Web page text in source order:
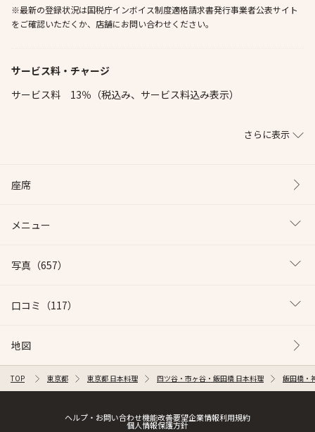
※最新の登録状況は国税庁インボイス制度適格請求書発行事業者公表サイト
をご確認いただくか、店舗にお問い合わせください。
サービス料・チャージ
サービス料 13％（税込み、サービス料込み表示）
さらに表示
座席
メニュー
写真 （657）
口コミ （117）
地図
TOP 東京都 東京都 日本料理 四ツ谷・市ヶ谷・飯田橋 日本料理 飯田橋・
ヘルプ・お問い合わせ機能改善要望企業情報利用規約
個人情報保護方針